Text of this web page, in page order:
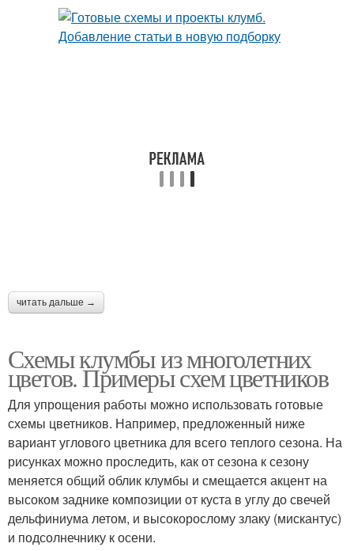
читать дальше →
Схемы клумбы из многолетних
цветов. Примеры схем цветников
Для упрощения работы можно использовать готовые
схемы цветников. Например, предложенный ниже
вариант углового цветника для всего теплого сезона. На
рисунках можно проследить, как от сезона к сезону
меняется общий облик клумбы и смещается акцент на
высоком заднике композиции от куста в углу до свечей
дельфиниума летом, и высокорослому злаку (мискантус)
и подсолнечнику к осени.